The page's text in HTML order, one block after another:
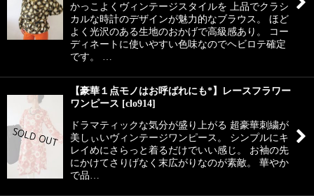
かっこよくヴィンテージスタイルを 上品でクラシ
カルな時計のデザインが魅力的なブラウス。 ほど
よく光沢のある生地のおかげで高級感あり。 コー
ディネートに使いやすい色味なのでヘビロテ確定
です。 …
【豪華１点モノはお呼ばれにも*】レースフラワー
ワンピース [clo914]
ドラマティックな気分が盛り上がる 超豪華刺繍が
美しぃいヴィンテージワンピース。 シンプルにキ
レイめにさらっと着るだけでいい感じ。 お袖の先
にかけてさりげなく末広がりなのが素敵。 華やか
で品…